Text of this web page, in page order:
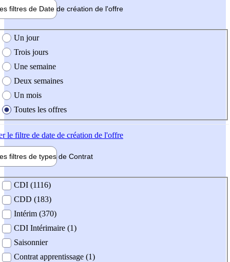
filtres de Date de création de l'offre
création de l'offre
Un jour
Trois jours
Une semaine
Deux semaines
Un mois
Toutes les offres
le filtre de date de création de l'offre
filtres de types de Contrat
contrat
CDI (1116)
CDD (183)
Intérim (370)
CDI Intérimaire (1)
Saisonnier
Contrat apprentissage (1)